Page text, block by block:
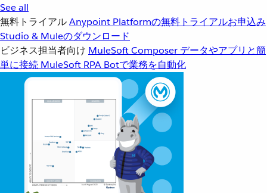
See all
無料トライアルAnypoint Platformの無料トライアルお申込み
Studio & Muleのダウンロード
ビジネス担当者向け MuleSoft Composer データやアプリと簡
単に接続 MuleSoft RPA Botで業務を自動化